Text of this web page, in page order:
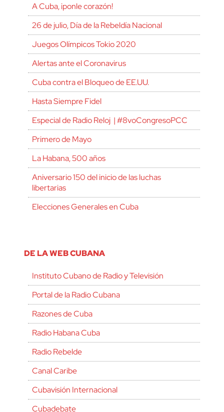
A Cuba, ¡ponle corazón!
26 de julio, Día de la Rebeldía Nacional
Juegos Olímpicos Tokio 2020
Alertas ante el Coronavirus
Cuba contra el Bloqueo de EE.UU.
Hasta Siempre Fidel
Especial de Radio Reloj | #8voCongresoPCC
Primero de Mayo
La Habana, 500 años
Aniversario 150 del inicio de las luchas
libertarias
Elecciones Generales en Cuba
DE LA WEB CUBANA
Instituto Cubano de Radio y Televisión
Portal de la Radio Cubana
Razones de Cuba
Radio Habana Cuba
Radio Rebelde
Canal Caribe
Cubavisión Internacional
Cubadebate